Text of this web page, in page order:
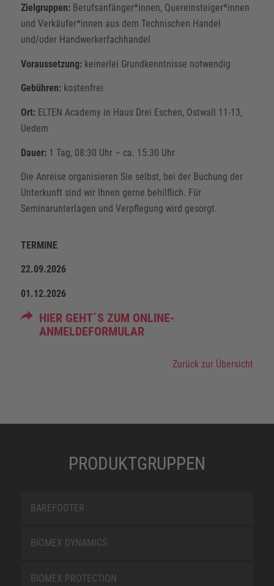
Zielgruppen: Berufsanfänger*innen, Quereinsteiger*innen
und Verkäufer*innen aus dem Technischen Handel
und/oder Handwerkerfachhandel
Voraussetzung: keinerlei Grundkenntnisse notwendig
Gebühren: kostenfrei
Ort:ELTEN Academy in Haus Drei Eschen, Ostwall 11-13,
Uedem
Dauer: 1 Tag, 08:30 Uhr – ca. 15:30 Uhr
Die Anreise organisieren Sie selbst, bei der Buchung der
Unterkunft sind wir Ihnen gerne behilflich. Für
Seminarunterlagen und Verpflegung wird gesorgt.
TERMINE
22.09.2026
01.12.2026
HIER GEHT´S ZUM ONLINE-
ANMELDEFORMULAR
Zurück zur Übersicht
PRODUKTGRUPPEN
BAREFOOTER
BIOMEX DYNAMICS
BIOMEX PROTECTION